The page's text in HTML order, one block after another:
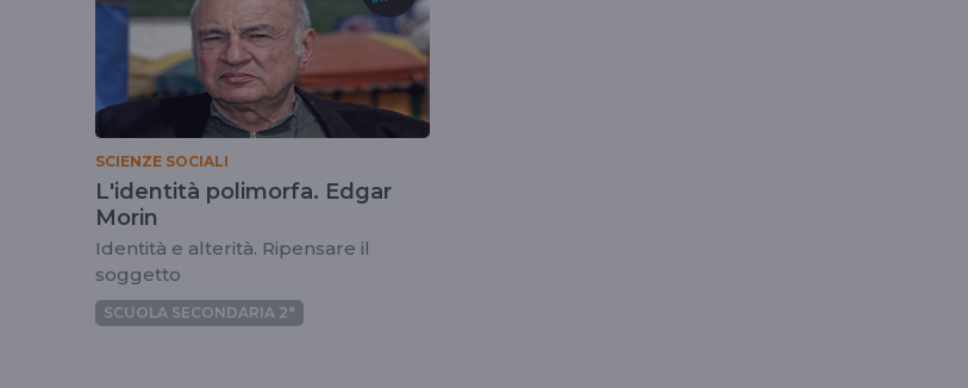
edgarmorin
SCIENZE SOCIALI
L'identità polimorfa. Edgar
Morin
Identità e alterità. Ripensare il
soggetto
SCUOLA SECONDARIA 2°